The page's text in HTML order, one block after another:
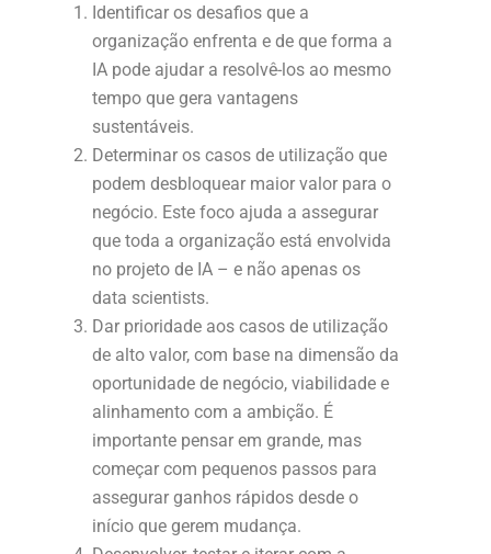
Identificar os desafios que a
organização enfrenta e de que forma a
IA pode ajudar a resolvê-los ao mesmo
tempo que gera vantagens
sustentáveis.
Determinar os casos de utilização que
podem desbloquear maior valor para o
negócio. Este foco ajuda a assegurar
que toda a organização está envolvida
no projeto de IA – e não apenas os
data scientists.
Dar prioridade aos casos de utilização
de alto valor, com base na dimensão da
oportunidade de negócio, viabilidade e
alinhamento com a ambição. É
importante pensar em grande, mas
começar com pequenos passos para
assegurar ganhos rápidos desde o
início que gerem mudança.